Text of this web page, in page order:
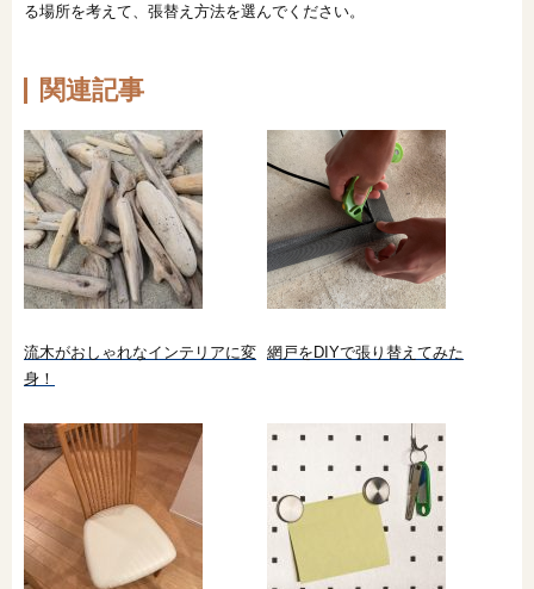
る場所を考えて、張替え方法を選んでください。
関連記事
流木がおしゃれなインテリアに変
身！
網戸をDIYで張り替えてみた